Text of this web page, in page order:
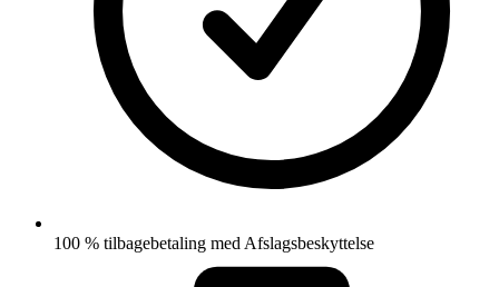
100 % tilbagebetaling med Afslagsbeskyttelse